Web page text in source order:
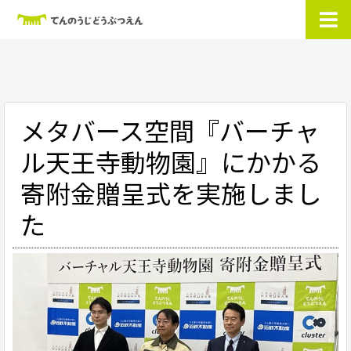
メタバース空間『バーチャ
ル天王寺動物園』にかかる
寄附金贈呈式を実施しまし
た